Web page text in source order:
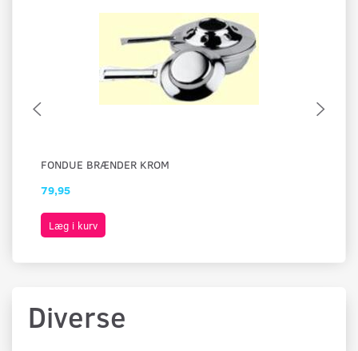
FONDUE BRÆNDER KROM
79,95
Læg i kurv
Diverse